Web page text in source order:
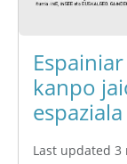
kanpo
espaziala
Last updated 3